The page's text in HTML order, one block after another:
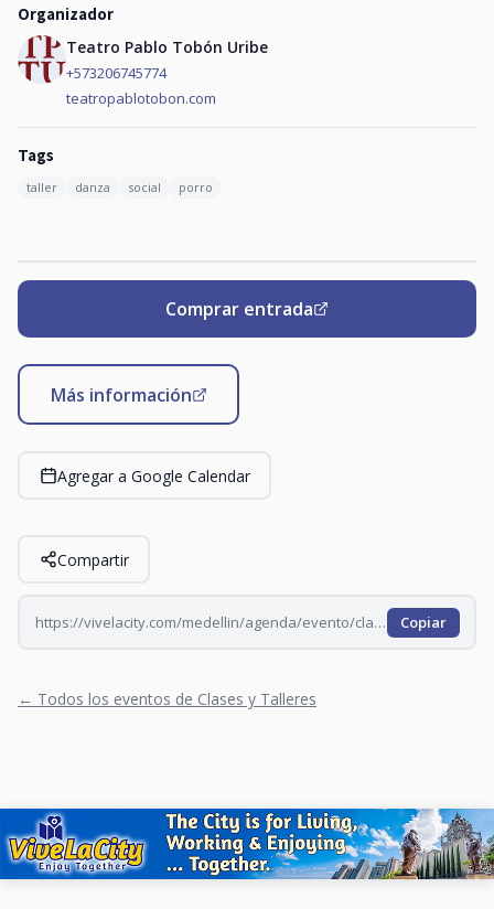
Organizador
Teatro Pablo Tobón Uribe
+573206745774
teatropablotobon.com
Tags
taller danza social porro
Comprar entrada
Más información
Agregar a Google Calendar
Compartir
https://vivelacity.com/medellin/agenda/evento/clases-de-baile-porro-2026-06-27 Copiar
← Todos los eventos de Clases y Talleres